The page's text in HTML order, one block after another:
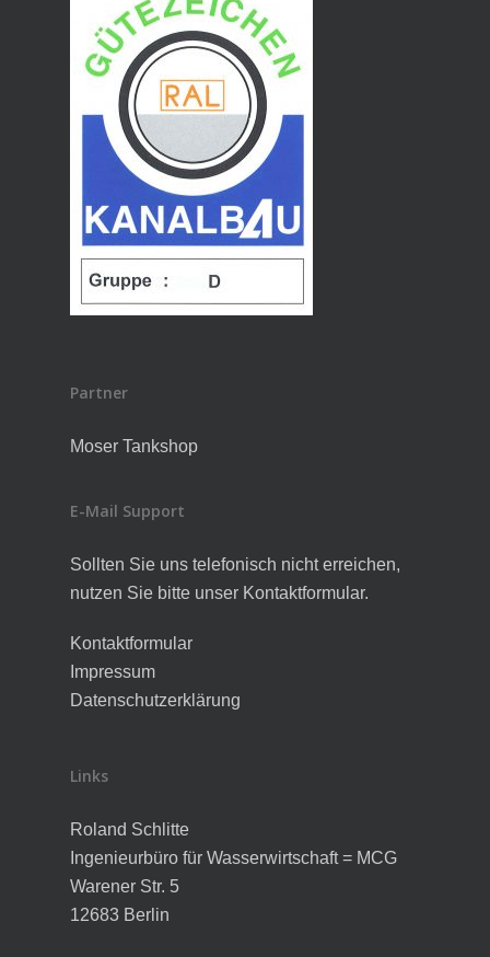
Partner
Moser Tankshop
E-Mail Support
Sollten Sie uns telefonisch nicht erreichen,
nutzen Sie bitte unser Kontaktformular.
Kontaktformular
Impressum
Datenschutzerklärung
Links
Roland Schlitte
Ingenieurbüro für Wasserwirtschaft = MCG
Warener Str. 5
12683 Berlin